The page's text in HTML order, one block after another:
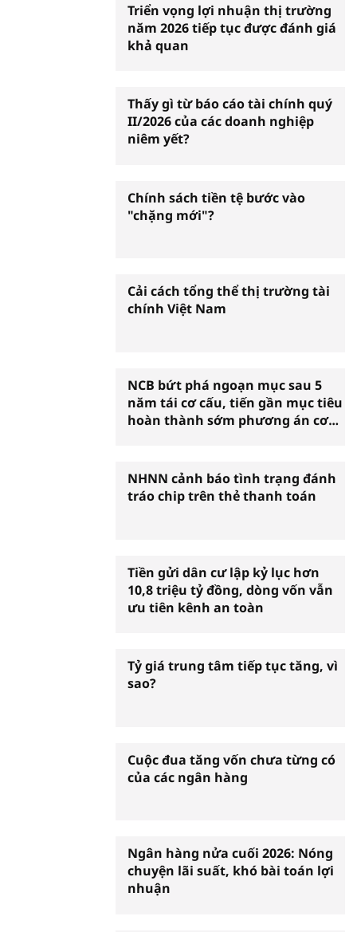
Triển vọng lợi nhuận thị trường
năm 2026 tiếp tục được đánh giá
khả quan
Thấy gì từ báo cáo tài chính quý
II/2026 của các doanh nghiệp
niêm yết?
Chính sách tiền tệ bước vào
"chặng mới"?
Cải cách tổng thể thị trường tài
chính Việt Nam
NCB bứt phá ngoạn mục sau 5
năm tái cơ cấu, tiến gần mục tiêu
hoàn thành sớm phương án cơ
NHNN cảnh báo tình trạng đánh
tráo chip trên thẻ thanh toán
Tiền gửi dân cư lập kỷ lục hơn
10,8 triệu tỷ đồng, dòng vốn vẫn
ưu tiên kênh an toàn
Tỷ giá trung tâm tiếp tục tăng, vì
sao?
Cuộc đua tăng vốn chưa từng có
của các ngân hàng
Ngân hàng nửa cuối 2026: Nóng
chuyện lãi suất, khó bài toán lợi
nhuận